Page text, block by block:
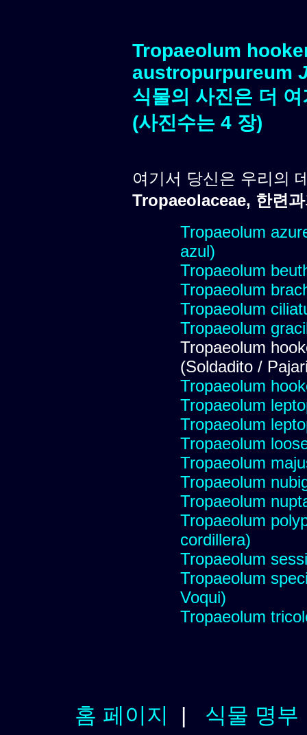
Tropaeolum
austropurpureum
식물의 사진은 더
(사진수는 4 장)
여기서 당신은 우리의
Tropaeolaceae, 한련과
Tropaeolum
azul)
Tropaeolum
Tropaeolum
Tropaeolum
Tropaeolum
Tropaeolum
(Soldadito /
Tropaeolum
Tropaeolum
Tropaeolum
Tropaeolum
Tropaeolum
Tropaeolum
Tropaeolum
Tropaeolum
cordillera)
Tropaeolum
Tropaeolum
Voqui)
Tropaeolum
홈 페이지 | 식물 명부